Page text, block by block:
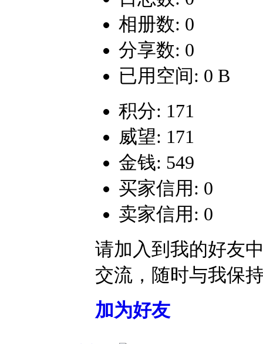
相册数: 0
分享数: 0
已用空间: 0 B
积分: 171
威望: 171
金钱: 549
买家信用: 0
卖家信用: 0
请加入到我的好友
交流，随时与我保
加为好友